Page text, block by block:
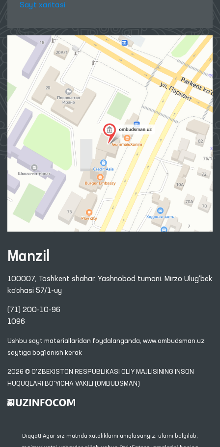
Sayt xaritasi
Manzil
100007, Toshkent shahar, Yashnobod tumani. Mirzo Ulug‘bek
ko‘chasi 57/1-uy
(71) 200-10-96
1096
Ushbu sayt materiallaridan foydalanganda, www.ombudsman.uz
saytiga bog'lanish kerak
2026 © O'ZBEKISTON RESPUBLIKASI OLIY MAJLISINING INSON
HUQUQLARI BO'YICHA VAKILI (OMBUDSMAN)
Diqqat! Agar siz matnda xatoliklarni aniqlasangiz, ularni belgilab,